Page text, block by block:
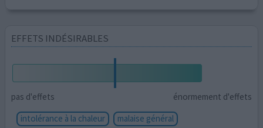
EFFETS INDÉSIRABLES
pas d'effets
énormement d'effets
intolérance à la chaleur
malaise général